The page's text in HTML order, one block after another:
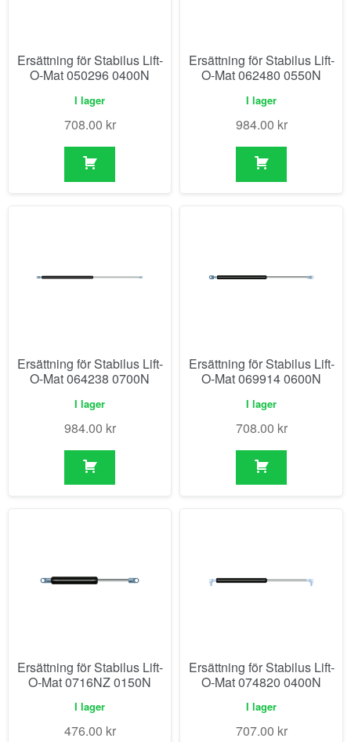
Ersättning för Stabilus Lift-
O-Mat 050296 0400N
I lager
708.00 kr
Ersättning för Stabilus Lift-
O-Mat 062480 0550N
I lager
984.00 kr
Ersättning för Stabilus Lift-
O-Mat 064238 0700N
I lager
984.00 kr
Ersättning för Stabilus Lift-
O-Mat 069914 0600N
I lager
708.00 kr
Ersättning för Stabilus Lift-
O-Mat 0716NZ 0150N
I lager
476.00 kr
Ersättning för Stabilus Lift-
O-Mat 074820 0400N
I lager
707.00 kr